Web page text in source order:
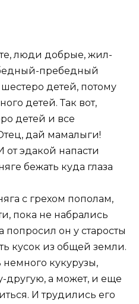
люди добрые, жил-
пребедный
детей, потому
детей. Так вот,
детей и все
дай мамалыги!
эдакой напасти
бежать куда глаза
с грехом пополам,
пока не набрались
попросил он у старосты
кусок из общей земли.
немного кукурузы,
другую, а может, и еще
И трудились его